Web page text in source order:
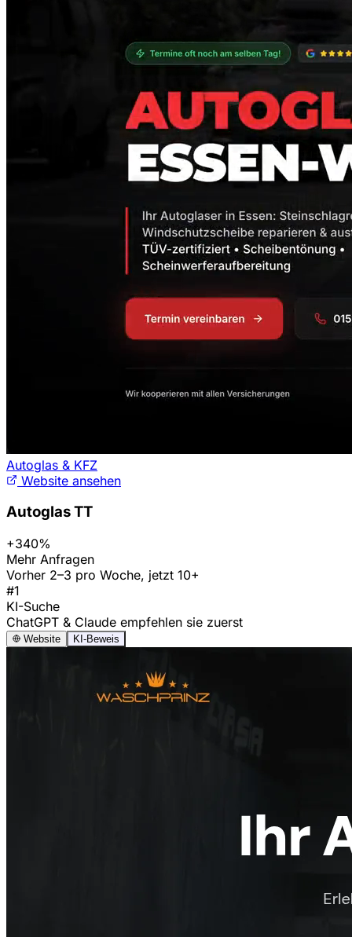
Autoglas & KFZ
Website ansehen
Autoglas TT
+340%
Mehr Anfragen
Vorher 2–3 pro Woche, jetzt 10+
#1
KI-Suche
ChatGPT & Claude empfehlen sie zuerst
Website KI-Beweis